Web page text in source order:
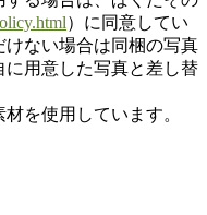
）に同意してい
ない場合は同梱の写真
用意した写真と差し替
を使用しています。